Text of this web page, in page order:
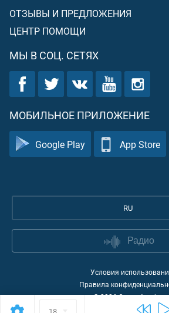
ОТЗЫВЫ И ПРЕДЛОЖЕНИЯ
ЦЕНТР ПОМОЩИ
МЫ В СОЦ. СЕТЯХ
МОБИЛЬНОЕ ПРИЛОЖЕНИЕ
Google Play App Store
RU
Радио
Условия
Правила
©2026Quran Academy